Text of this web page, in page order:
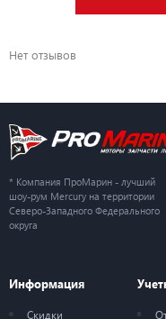
Нет отзывов
* Компания ПроМарин - лучший
шоу-рум Mercury на территории
Северо-Западного Федерального
округа
Информация
Скидки